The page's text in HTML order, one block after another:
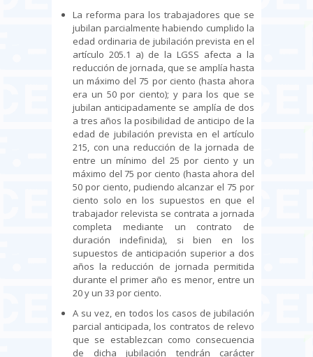
La reforma para los trabajadores que se
jubilan parcialmente habiendo cumplido la
edad ordinaria de jubilación prevista en el
artículo 205.1 a) de la LGSS afecta a la
reducción de jornada, que se amplía hasta
un máximo del 75 por ciento (hasta ahora
era un 50 por ciento); y para los que se
jubilan anticipadamente se amplía de dos
a tres años la posibilidad de anticipo de la
edad de jubilación prevista en el artículo
215, con una reducción de la jornada de
entre un mínimo del 25 por ciento y un
máximo del 75 por ciento (hasta ahora del
50 por ciento, pudiendo alcanzar el 75 por
ciento solo en los supuestos en que el
trabajador relevista se contrata a jornada
completa mediante un contrato de
duración indefinida), si bien en los
supuestos de anticipación superior a dos
años la reducción de jornada permitida
durante el primer año es menor, entre un
20 y un 33 por ciento.
A su vez, en todos los casos de jubilación
parcial anticipada, los contratos de relevo
que se establezcan como consecuencia
de dicha jubilación tendrán carácter